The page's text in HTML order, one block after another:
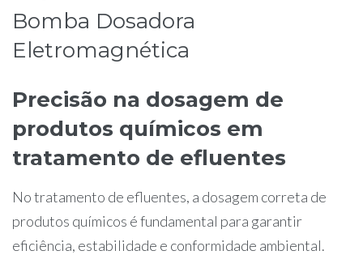
Bomba Dosadora
Eletromagnética
Precisão na dosagem de
produtos químicos em
tratamento de efluentes
No tratamento de efluentes, a dosagem correta de
produtos químicos é fundamental para garantir
eficiência, estabilidade e conformidade ambiental.